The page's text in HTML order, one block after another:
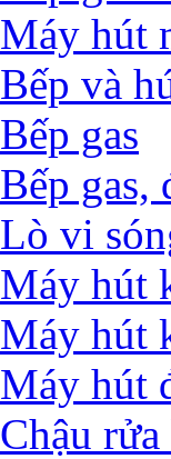
Máy hút
Bếp và
Bếp gas
Bếp gas,
Lò vi
Máy hút
Máy hút
Máy hút
Chậu